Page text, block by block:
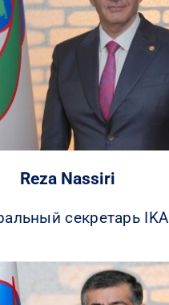
Reza Nassiri
секретарь IKA